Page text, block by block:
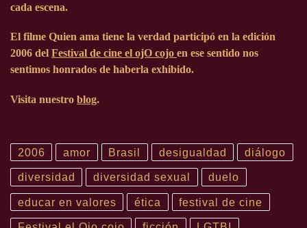
cada escena.
El filme Quien ama tiene la verdad participó en la edición
2006 del Festival de cine el ojO cojo en ese sentido nos
sentimos honrados de haberla exhibido.
Visita nuestro blog.
2006 amor Brasil desigualdad diálogo
diversidad diversidad sexual duelo
educar en valores ética festival de cine